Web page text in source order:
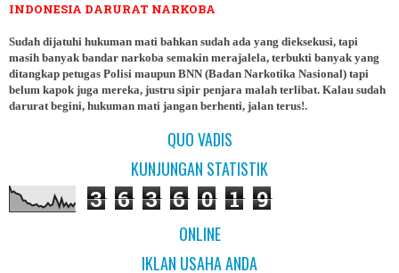
INDONESIA DARURAT NARKOBA
Sudah dijatuhi hukuman mati bahkan sudah ada yang dieksekusi, tapi
masih banyak bandar narkoba semakin merajalela, terbukti banyak yang
ditangkap petugas Polisi maupun BNN (Badan Narkotika Nasional) tapi
belum kapok juga mereka, justru sipir penjara malah terlibat. Kalau sudah
darurat begini, hukuman mati jangan berhenti, jalan terus!.
QUO VADIS
KUNJUNGAN STATISTIK
3 6 3 6 0 1 9
ONLINE
IKLAN USAHA ANDA